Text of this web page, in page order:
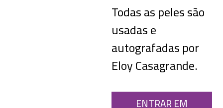
Todas as peles são
usadas e
autografadas por
Eloy Casagrande.
ENTRAR EM